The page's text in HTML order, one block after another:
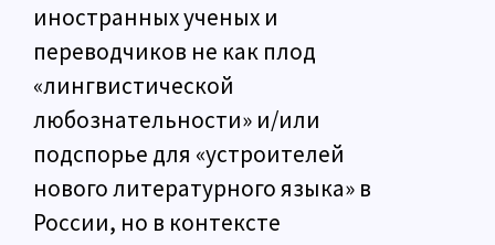
иностранных ученых и
переводчиков не как плод
«лингвистической
любознательности» и/или
подспорье для «устроителей
нового литературного языка» в
России, но в контексте